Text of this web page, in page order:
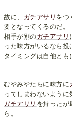
故に、 ガチアサリ をつ
要となってくるのだ。
相手が別のガチアサリ
った味方がいるなら投
タイミングは自他とも
むやみやたらに味方に
ってしまわないように
ガチアサリ を持ったが
ら。